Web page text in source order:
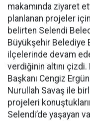
makamında ziyaret
planlanan projeler
belirten Selendi
Büyükşehir Belediye
ilçelerinde devam
verdiğinin altını
Başkanı Cengiz
Nurullah Savaş ile
projeleri
Selendi’de yaşayan